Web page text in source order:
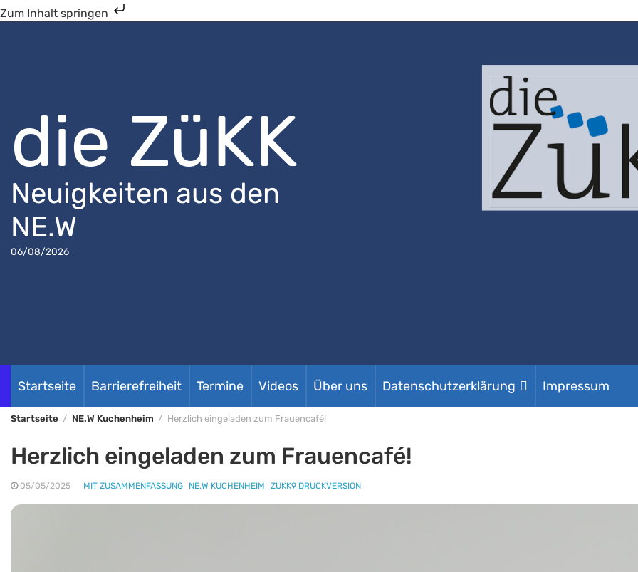
Zum Inhalt springen
die ZüKK
Neuigkeiten aus den
NE.W
06/08/2026
Startseite Barrierefreiheit Termine Videos Über uns Datenschutzerklärung Impressum
Startseite NE.W Kuchenheim Herzlich eingeladen zum Frauencafé!
Herzlich eingeladen zum Frauencafé!
05/05/2025 MIT ZUSAMMENFASSUNG NE.W KUCHENHEIM ZÜKK9 DRUCKVERSION